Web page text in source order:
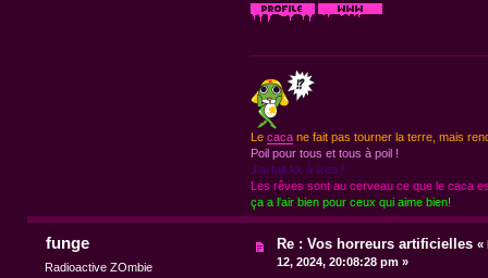
Le cacane fait pas tourner la terre, mais
Poil pour tous et tous à poil !
J'ai fait kk à ikea !
Les rêves sont au cerveau ce que le caca
ça a l'air bien pour ceux qui aime bien!
funge
Radioactive ZOmbie
Re : Vos horreurs artificielles «
12, 2024, 20:08:28 pm »